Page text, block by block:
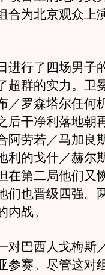
合为北京观众上
行了四场男子
超群的实力。卫
／罗森塔尔任何
后干净利落地朝
阿劳若／马加良
利的戈什／赫尔
在第二局他们又
们也晋级四强。
战。
巴西人戈梅斯
参赛。尽管这对